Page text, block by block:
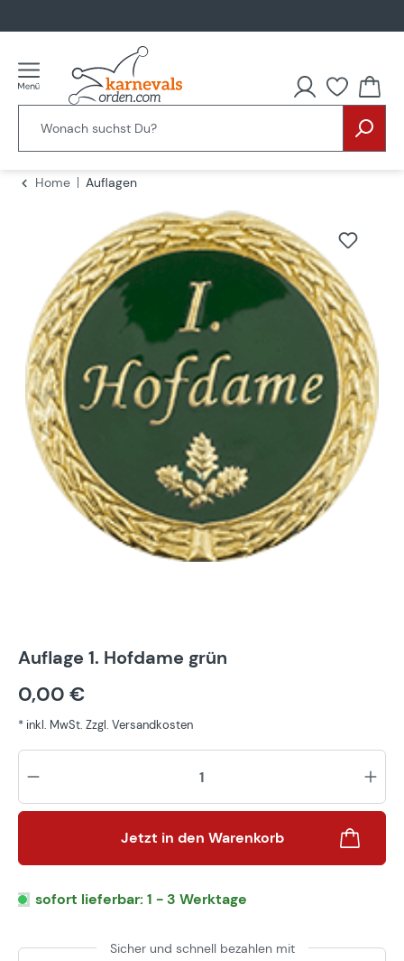
Home
Auflagen
Bildergalerie überspringen
Auflage 1. Hofdame grün
0,00 €
* inkl. MwSt. Zzgl. Versandkosten
Jetzt in den Warenkorb
sofort lieferbar: 1 - 3 Werktage
Sicher und schnell bezahlen mit